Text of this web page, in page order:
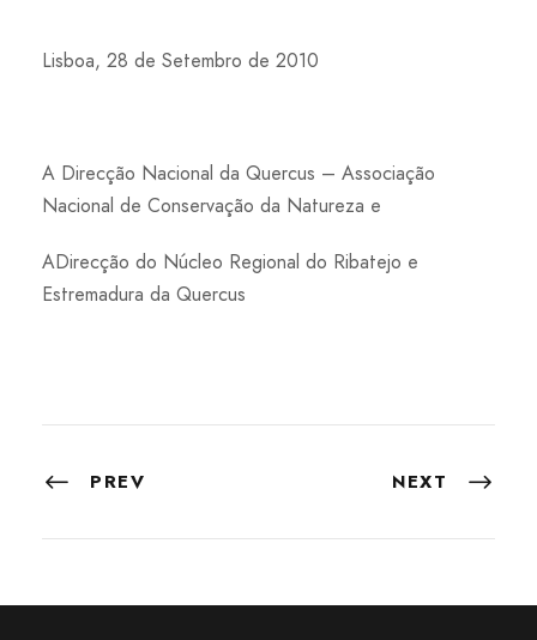
Lisboa, 28 de Setembro de 2010
A Direcção Nacional da Quercus – Associação
Nacional de Conservação da Natureza e
ADirecção do Núcleo Regional do Ribatejo e
Estremadura da Quercus
PREV NEXT